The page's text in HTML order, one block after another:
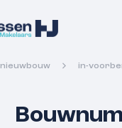
nieuwbouw in-